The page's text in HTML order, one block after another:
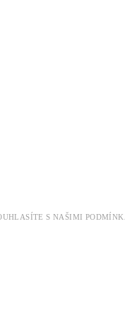
S NAŠIMI